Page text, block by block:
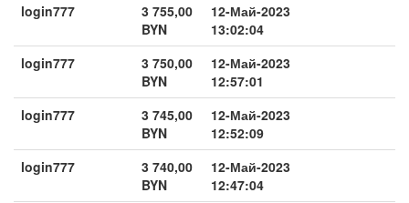
login777
3 755,00
BYN
12-Май-2023
13:02:04
login777
3 750,00
BYN
12-Май-2023
12:57:01
login777
3 745,00
BYN
12-Май-2023
12:52:09
login777
3 740,00
BYN
12-Май-2023
12:47:04